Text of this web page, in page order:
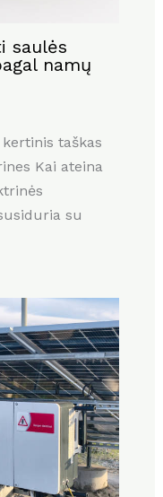
saulės
namų
taškas
Kai ateina
su